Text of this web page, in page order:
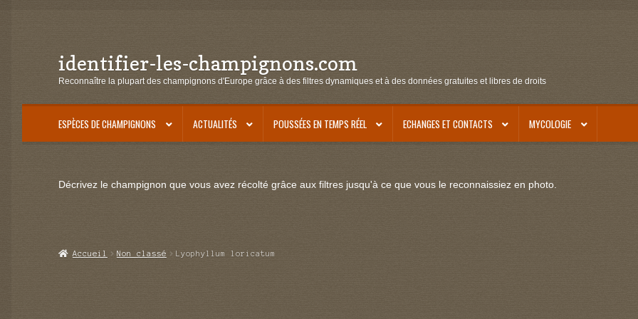
Aller
à
navigation
Aller
au
identifier-les-champignons.com
Reconnaître la plupart des champignons d'Europe grâce à des filtres dynamiques et à des données gratuites et libres de droits
ESPÈCES DE CHAMPIGNONS ACTUALITÉS POUSSÉES EN TEMPS RÉEL ECHANGES ET CONTACTS MYCOLOGIE
Décrivez le champignon que vous avez récolté grâce aux filtres jusqu'à ce que vous le reconnaissiez en photo.
Accueil Non classé Lyophyllum loricatum